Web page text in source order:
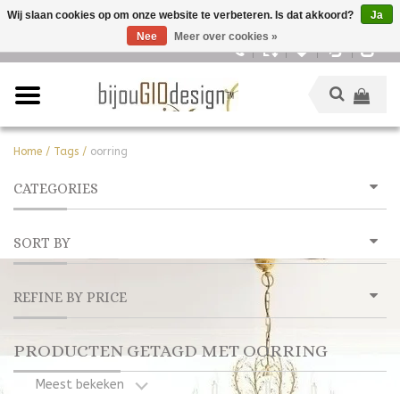
Home / Tags / oorring
CATEGORIES
SORT BY
REFINE BY PRICE
PRODUCTEN GETAGD MET OORRING
Meest bekeken
Wij slaan cookies op om onze website te verbeteren. Is dat akkoord?
Ja
Nee
Meer over cookies »